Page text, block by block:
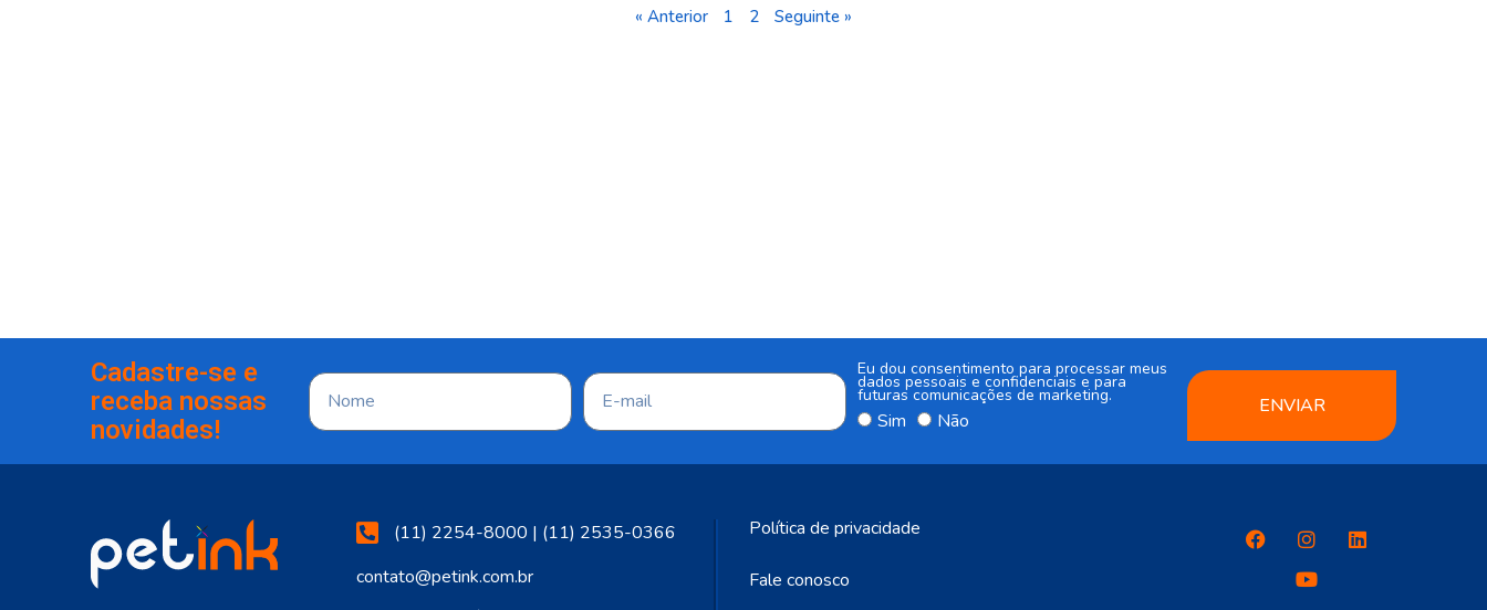
« Anterior 1 2 Seguinte »
Cadastre-se e
receba nossas
novidades!
Eu dou consentimento para processar meus
dados pessoais e confidenciais e para
futuras comunicações de marketing.
Sim Não
ENVIAR
(11) 2254-8000 | (11) 2535-0366
contato@petink.com.br
Política de privacidade
Fale conosco